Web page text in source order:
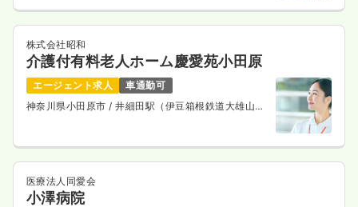
検診・健診正・准看護師
日勤のみ（常勤） 一時募集休止
※経験10年の例
時間 8:30～17:30
日祝休み
年間休日120日
ブランク可
株式会社昭和
介護付有料老人ホーム慶愛苑小田原
エージェント求人
車通勤可
神奈川県小田原市/ 井細田駅（伊豆箱根鉄道大雄山
医療法人同愛会
小澤病院